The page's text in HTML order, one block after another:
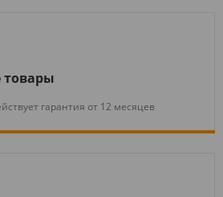
товары
гарантия от 12 месяцев